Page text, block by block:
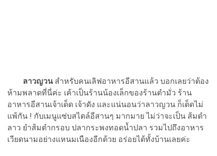
ลาวญวนสำหรับคนเลิฟอาหารอีสานแล้ว บอกเลยว่าต้อง
ห้ามพลาดที่นี่ค่ะ เค้าเป็นร้านน้องเล็กของร้านตำมั่ว ร้าน
อาหารอีสานเจ้าเด็ด เจ้าดัง และแน่นอนว่าลาวญวน ก็เด็ดไม่
แพ้กัน ! กับเมนูแซ่บสไตล์อีสานๆ มากมาย ไม่ว่าจะเป็น ส้มตำ
ลาว ยำส้มตำกรอบ ปลากระพงทอดน้ำปลา รวมไปถึงอาหาร
เวียดนามอย่างแหนมเนืองอีกด้วย อร่อยได้ทั้งบ้านเลยค่ะ